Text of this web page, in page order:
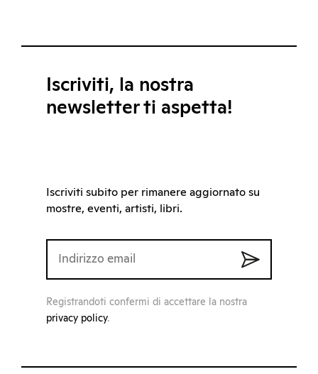
Iscriviti, la nostra
newsletter ti aspetta!
Iscriviti subito per rimanere aggiornato su
mostre, eventi, artisti, libri.
Registrandoti confermi di accettare la nostra
privacy policy.